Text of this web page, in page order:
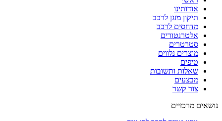
אודותינו
תיקון מזגן לרכב
מדחסים לרכב
אלטרנטורים
סטרטרים
מוצרים נלווים
טיפים
שאלות ותשובות
מבצעים
צור קשר
נושאים מרכזיים